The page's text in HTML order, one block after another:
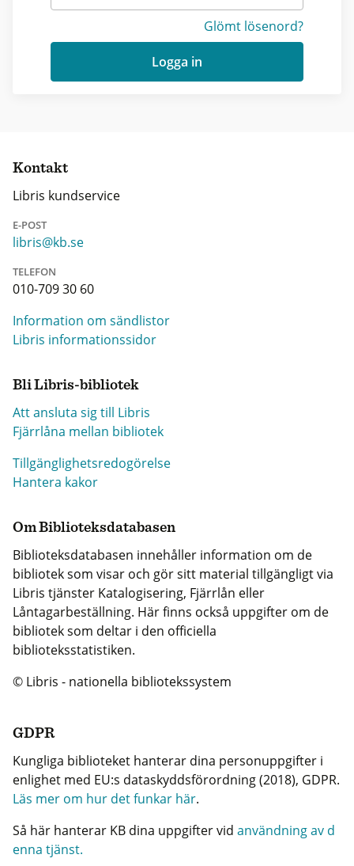
Glömt lösenord?
Logga in
Kontakt
Libris kundservice
E-POST
libris@kb.se
TELEFON
010-709 30 60
Information om sändlistor
Libris informationssidor
Bli Libris-bibliotek
Att ansluta sig till Libris
Fjärrlåna mellan bibliotek
Tillgänglighetsredogörelse
Hantera kakor
Om Biblioteksdatabasen
Biblioteksdatabasen innehåller information om de
bibliotek som visar och gör sitt material tillgängligt via
Libris tjänster Katalogisering, Fjärrlån eller
Låntagarbeställning. Här finns också uppgifter om de
bibliotek som deltar i den officiella
biblioteksstatistiken.
© Libris - nationella bibliotekssystem
GDPR
Kungliga biblioteket hanterar dina personuppgifter i
enlighet med EU:s dataskyddsförordning (2018), GDPR.
Läs mer om hur det funkar här.
Så här hanterar KB dina uppgifter vid användning av d
enna tjänst.